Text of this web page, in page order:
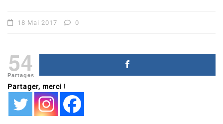
18 Mai 2017 0
54
Partages
Partager, merci !